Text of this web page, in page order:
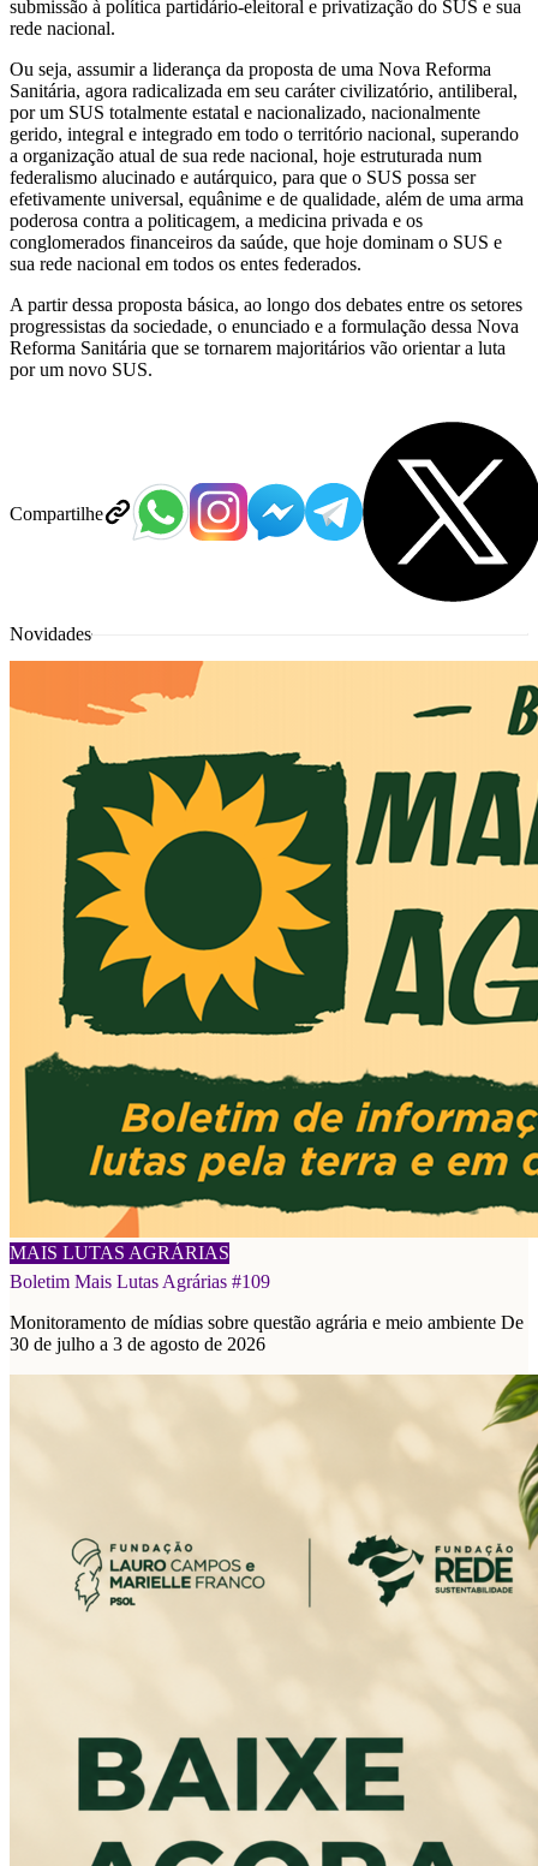
Compartilhe
submissão à política partidário-eleitoral e privatização do SUS e sua
rede nacional.
Ou seja, assumir a liderança da proposta de uma Nova Reforma
Sanitária, agora radicalizada em seu caráter civilizatório, antiliberal,
por um SUS totalmente estatal e nacionalizado, nacionalmente
gerido, integral e integrado em todo o território nacional, superando
a organização atual de sua rede nacional, hoje estruturada num
federalismo alucinado e autárquico, para que o SUS possa ser
efetivamente universal, equânime e de qualidade, além de uma arma
poderosa contra a politicagem, a medicina privada e os
conglomerados financeiros da saúde, que hoje dominam o SUS e
sua rede nacional em todos os entes federados.
A partir dessa proposta básica, ao longo dos debates entre os setores
progressistas da sociedade, o enunciado e a formulação dessa Nova
Reforma Sanitária que se tornarem majoritários vão orientar a luta
por um novo SUS.
Novidades
MAIS LUTAS AGRÁRIAS
08/08/2026
Boletim Mais Lutas Agrárias #109
Monitoramento de mídias sobre questão agrária e meio ambiente De
30 de julho a 3 de agosto de 2026